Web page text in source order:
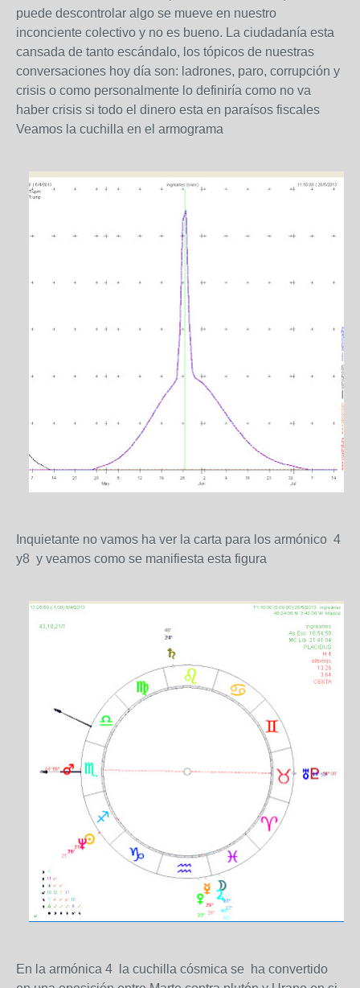
puede descontrolar algo se mueve en nuestro
inconciente colectivo y no es bueno. La ciudadanía esta
cansada de tanto escándalo, los tópicos de nuestras
conversaciones hoy día son: ladrones, paro, corrupción y
crisis o como personalmente lo definiría como no va
haber crisis si todo el dinero esta en paraísos fiscales
Veamos la cuchilla en el armograma
Inquietante no vamos ha ver la carta para los armónico 4
y8 y veamos como se manifiesta esta figura
En la armónica 4 la cuchilla cósmica se ha convertido